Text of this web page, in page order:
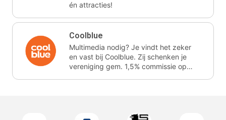
én attracties!
Coolblue
Multimedia nodig? Je vindt het zeker
en vast bij Coolblue. Zij schenken je
vereniging gem. 1,5% commissie op